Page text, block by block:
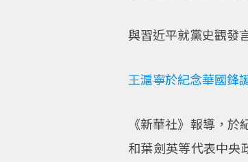
與習近平就黨史觀發
王滬寧於紀念華國鋒
《新華社》報導，
和葉劍英等代表中央